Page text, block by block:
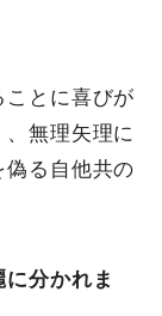
ことに喜びが
無理矢理に
る自他共の
分かれま